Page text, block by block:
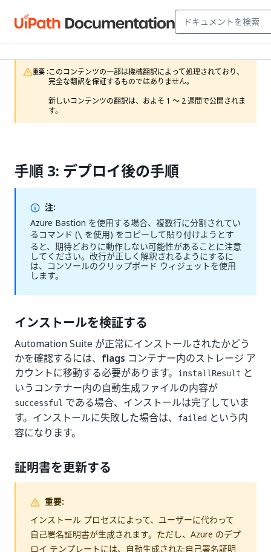
重要 :このコンテンツの一部は機械翻訳によって処理されており、
完全な翻訳を保証するものではありません。
新しいコンテンツの翻訳は、およそ 1 ～ 2 週間で公開されま
す。
手順 3: デプロイ後の手順
注:
Azure Bastion を使用する場合、複数行に分割されてい
るコマンド (\ を使用) をコピーして貼り付けようとす
ると、期待どおりに動作しない可能性があることに注意
してください。改行が正しく解釈されるようにするに
は、コンソールのクリップボード ウィジェットを使用
します。
インストールを検証する
Automation Suite が正常にインストールされたかどう
かを確認するには、 flags コンテナー内のストレージ ア
カウントに移動する必要があります。
installResult と
いうコンテナー内の自動生成ファイルの内容が
successful である場合、インストールは完了していま
す。インストールに失敗した場合は、
failed という内
容になります。
証明書を更新する
重要:
インストール プロセスによって、ユーザーに代わって
自己署名証明書が生成されます。ただし、Azure のデプ
ロイ テンプレートには、自動生成された自己署名証明